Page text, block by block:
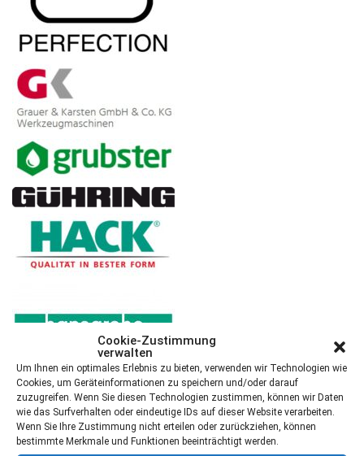
Cookie-Zustimmung
verwalten
Um Ihnen ein optimales Erlebnis zu bieten, verwenden wir Technologien wie
Cookies, um Geräteinformationen zu speichern und/oder darauf
zuzugreifen. Wenn Sie diesen Technologien zustimmen, können wir Daten
wie das Surfverhalten oder eindeutige IDs auf dieser Website verarbeiten.
Wenn Sie Ihre Zustimmung nicht erteilen oder zurückziehen, können
bestimmte Merkmale und Funktionen beeinträchtigt werden.